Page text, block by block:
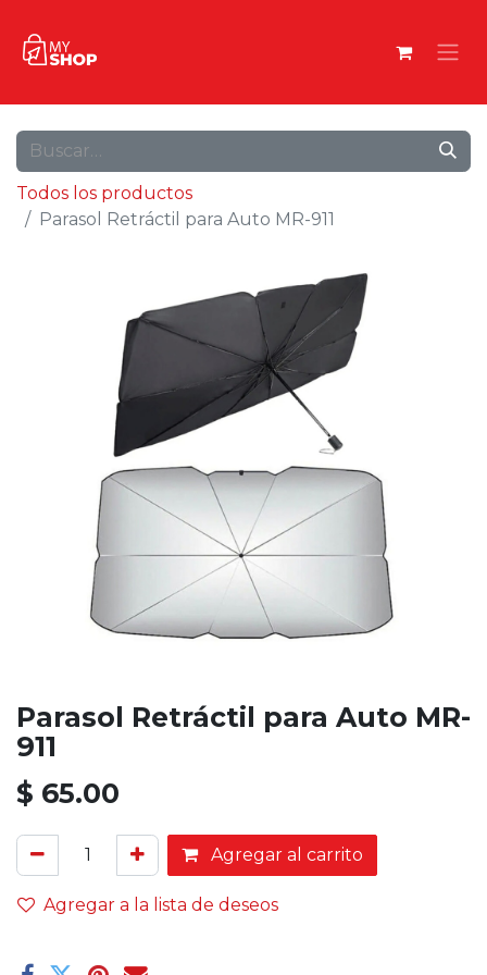
Todos los productos
Parasol Retráctil para Auto MR-911
Parasol Retráctil para Auto MR-
911
$ 65.00
Agregar al carrito
Agregar a la lista de deseos